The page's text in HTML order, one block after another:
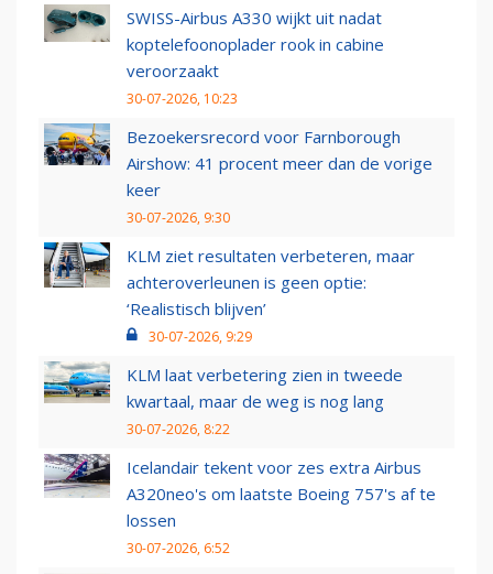
SWISS-Airbus A330 wijkt uit nadat
koptelefoonoplader rook in cabine
veroorzaakt
30-07-2026, 10:23
Bezoekersrecord voor Farnborough
Airshow: 41 procent meer dan de vorige
keer
30-07-2026, 9:30
KLM ziet resultaten verbeteren, maar
achteroverleunen is geen optie:
‘Realistisch blijven’
30-07-2026, 9:29
KLM laat verbetering zien in tweede
kwartaal, maar de weg is nog lang
30-07-2026, 8:22
Icelandair tekent voor zes extra Airbus
A320neo's om laatste Boeing 757's af te
lossen
30-07-2026, 6:52